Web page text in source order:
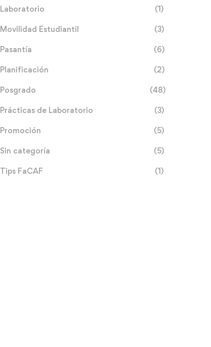
Laboratorio (1)
Movilidad Estudiantil (3)
Pasantía (6)
Planificación (2)
Posgrado (48)
Prácticas de Laboratorio (3)
Promoción (5)
Sin categoría (5)
Tips FaCAF (1)